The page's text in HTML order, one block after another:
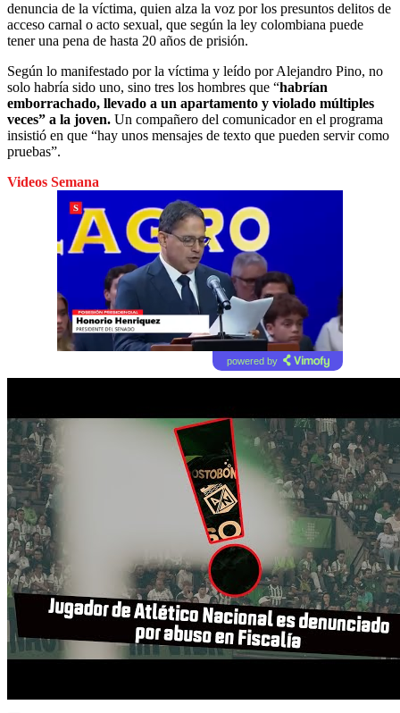
denuncia de la víctima, quien alza la voz por los presuntos delitos de
acceso carnal o acto sexual, que según la ley colombiana puede
tener una pena de hasta 20 años de prisión.
Según lo manifestado por la víctima y leído por Alejandro Pino, no
solo habría sido uno, sino tres los hombres que “habrían
emborrachado, llevado a un apartamento y violado múltiples
veces” a la joven. Un compañero del comunicador en el programa
insistió en que “hay unos mensajes de texto que pueden servir como
pruebas”.
Videos Semana
powered by